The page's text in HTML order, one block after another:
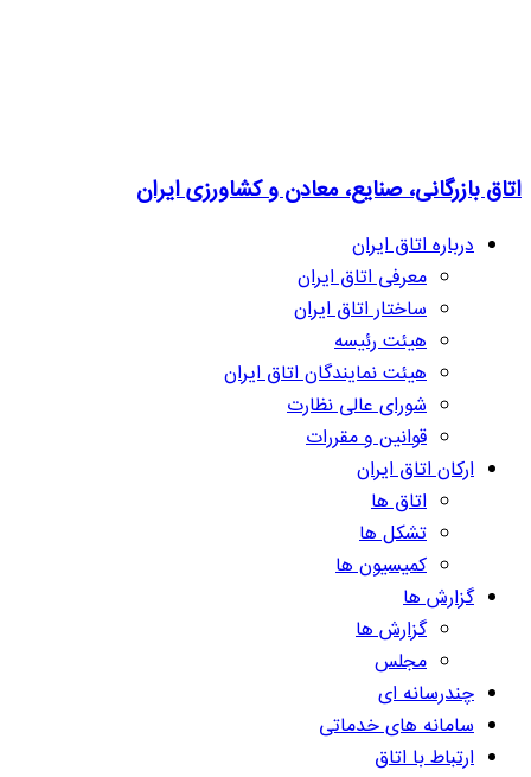
اتاق بازرگانی، صنایع، معادن و کشاورزی ایران
درباره اتاق ایران
معرفی اتاق ایران
ساختار اتاق ایران
هیئت رئیسه
هیئت نمایندگان اتاق ایران
شورای عالی نظارت
قوانین و مقررات
ارکان اتاق ایران
اتاق ها
تشکل ها
کمیسیون ها
گزارش ها
گزارش ها
مجلس
چندرسانه ای
سامانه های خدماتی
ارتباط با اتاق